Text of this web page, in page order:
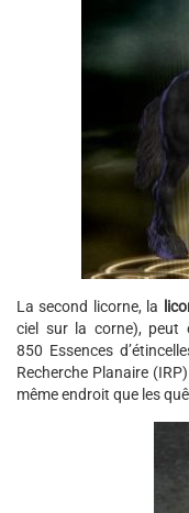
La second licorne, la
ciel sur la corne), peut
850 Essences
Recherche Planaire
même endroit que les